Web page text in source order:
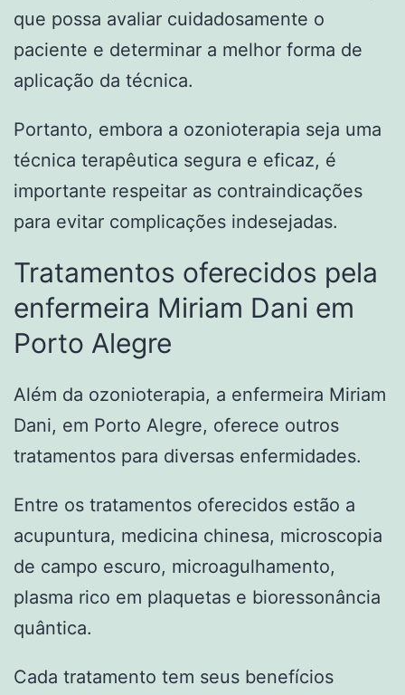
que possa avaliar cuidadosamente o
paciente e determinar a melhor forma de
aplicação da técnica.
Portanto, embora a ozonioterapia seja uma
técnica terapêutica segura e eficaz, é
importante respeitar as contraindicações
para evitar complicações indesejadas.
Tratamentos oferecidos pela
enfermeira Miriam Dani em
Porto Alegre
Além da ozonioterapia, a enfermeira Miriam
Dani, em Porto Alegre, oferece outros
tratamentos para diversas enfermidades.
Entre os tratamentos oferecidos estão a
acupuntura, medicina chinesa, microscopia
de campo escuro, microagulhamento,
plasma rico em plaquetas e bioressonância
quântica.
Cada tratamento tem seus benefícios